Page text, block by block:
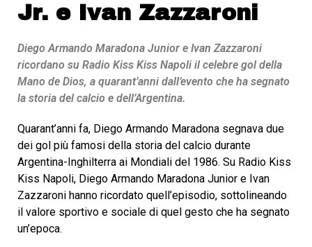
Jr. e Ivan Zazzaroni
Diego Armando Maradona Junior e Ivan Zazzaroni
ricordano su Radio Kiss Kiss Napoli il celebre gol della
Mano de Dios, a quarant’anni dall’evento che ha segnato
la storia del calcio e dell’Argentina.
Quarant’anni fa, Diego Armando Maradona segnava due
dei gol più famosi della storia del calcio durante
Argentina-Inghilterra ai Mondiali del 1986. Su Radio Kiss
Kiss Napoli, Diego Armando Maradona Junior e Ivan
Zazzaroni hanno ricordato quell’episodio, sottolineando
il valore sportivo e sociale di quel gesto che ha segnato
un’epoca.